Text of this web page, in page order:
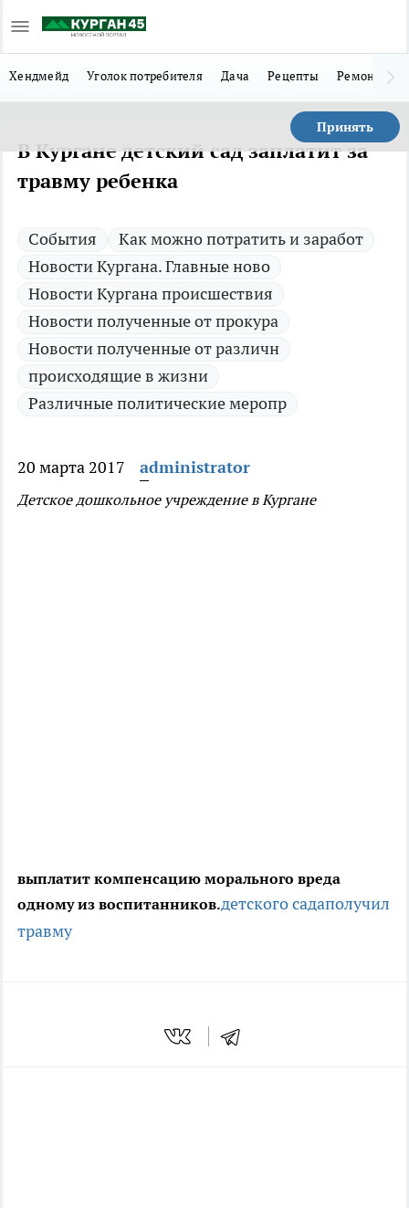
Хендмейд Уголок потребителя Дача Рецепты Ремонт
Принять
В Кургане детский сад заплатит за
травму ребенка
Cобытия
Как можно потратить и заработ
Новости Кургана. Главные ново
Новости Кургана происшествия
Новости полученные от прокура
Новости полученные от различн
происходящие в жизни
Различные политические меропр
20 марта 2017 administrator
Детское дошкольное учреждение в Кургане
выплатит компенсацию морального вреда
одному из воспитанников.детского садаполучил
травму